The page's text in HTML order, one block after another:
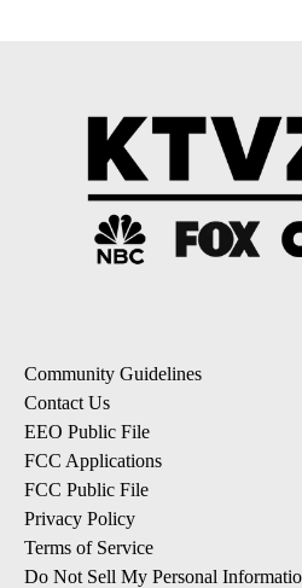
Community Guidelines
Contact Us
EEO Public File
FCC Applications
FCC Public File
Privacy Policy
Terms of Service
Do Not Sell My Personal